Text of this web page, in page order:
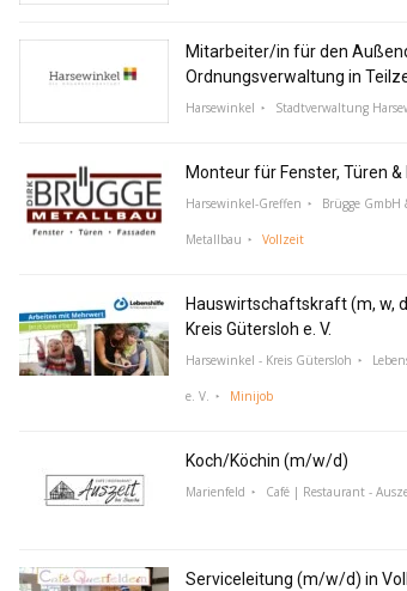
Mitarbeiter/in für den
Ordnungsverwaltung in
Harsewinkel Stadtverwaltung
Monteur für Fenster, Türen
Harsewinkel-Greffen Brügge GmbH
Metallbau Vollzeit
Hauswirtschaftskraft (m, w,
Kreis Gütersloh e. V.
Harsewinkel - Kreis Gütersloh
e. V. Minijob
Koch/Köchin (m/w/d)
Marienfeld Café | Restaurant -
Serviceleitung (m/w/d) in